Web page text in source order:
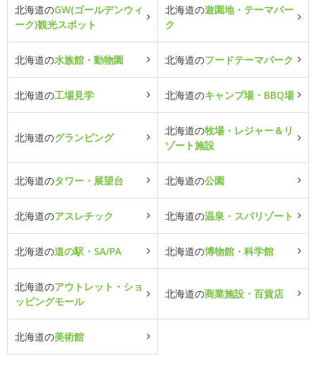
北海道のGW(ゴールデンウィ
ーク)観光スポット
北海道の遊園地・テーマパー
ク
北海道の水族館・動物園 北海道のフードテーマパーク
北海道の工場見学 北海道のキャンプ場・BBQ場
北海道のグランピング
北海道の牧場・レジャー＆リ
ゾート施設
北海道のタワー・展望台 北海道の公園
北海道のアスレチック 北海道の温泉・スパリゾート
北海道の道の駅・SA/PA 北海道の博物館・科学館
北海道のアウトレット・ショ
ッピングモール
北海道の商業施設・百貨店
北海道の美術館